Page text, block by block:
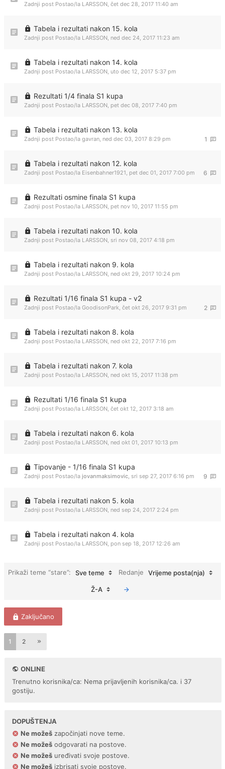
Zadnji post Postao/la LARSSON, čet dec 28, 2017 11:40 am
Tabela i rezultati nakon 15. kola
Zadnji post Postao/la LARSSON, ned dec 24, 2017 11:23 am
Tabela i rezultati nakon 14. kola
Zadnji post Postao/la LARSSON, uto dec 12, 2017 5:37 pm
Rezultati 1/4 finala S1 kupa
Zadnji post Postao/la LARSSON, pet dec 08, 2017 7:40 pm
Tabela i rezultati nakon 13. kola
1
Zadnji post Postao/la gavran, ned dec 03, 2017 8:29 pm
Tabela i rezultati nakon 12. kola
6
Zadnji post Postao/la Eisenbahner1921, pet dec 01, 2017 7:00 pm
Rezultati osmine finala S1 kupa
Zadnji post Postao/la LARSSON, pet nov 10, 2017 11:55 pm
Tabela i rezultati nakon 10. kola
Zadnji post Postao/la LARSSON, sri nov 08, 2017 4:18 pm
Tabela i rezultati nakon 9. kola
Zadnji post Postao/la LARSSON, ned okt 29, 2017 10:24 pm
Rezultati 1/16 finala S1 kupa - v2
2
Zadnji post Postao/la GoodisonPark, čet okt 26, 2017 9:31 pm
Tabela i rezultati nakon 8. kola
Zadnji post Postao/la LARSSON, ned okt 22, 2017 7:16 pm
Tabela i rezultati nakon 7. kola
Zadnji post Postao/la LARSSON, ned okt 15, 2017 11:38 pm
Rezultati 1/16 finala S1 kupa
Zadnji post Postao/la LARSSON, čet okt 12, 2017 3:18 am
Tabela i rezultati nakon 6. kola
Zadnji post Postao/la LARSSON, ned okt 01, 2017 10:13 pm
Tipovanje - 1/16 finala S1 kupa
9
Zadnji post Postao/la jovanmaksimovic, sri sep 27, 2017 6:16 pm
Tabela i rezultati nakon 5. kola
Zadnji post Postao/la LARSSON, ned sep 24, 2017 2:24 pm
Tabela i rezultati nakon 4. kola
Zadnji post Postao/la LARSSON, pon sep 18, 2017 12:26 am
Prikaži teme “stare”: Sve teme Redanje Vrijeme posta(nja)
Ž-A
Zaključano
1 2
ONLINE
Trenutno korisnika/ca: Nema prijavljenih korisnika/ca. i 37
gostiju.
DOPUŠTENJA
Ne možeš započinjati nove teme.
Ne možeš odgovarati na postove.
Ne možeš uređivati svoje postove.
Ne možeš izbrisati svoje postove.